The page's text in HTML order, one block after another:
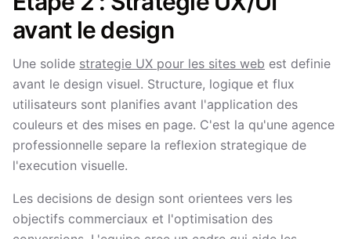
avant le design
Une solide strategie UX pour les sites web est definie
avant le design visuel. Structure, logique et flux
utilisateurs sont planifies avant l'application des
couleurs et des mises en page. C'est la qu'une agence
professionnelle separe la reflexion strategique de
l'execution visuelle.
Les decisions de design sont orientees vers les
objectifs commerciaux et l'optimisation des